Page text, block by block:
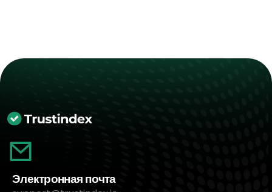
Электронная почта